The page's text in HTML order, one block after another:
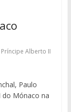
Príncipe Alberto II
Paulo
do Mónaco na